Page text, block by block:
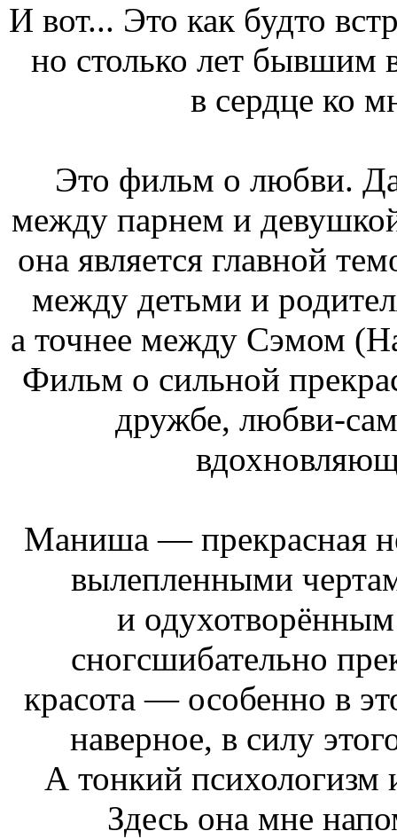
И вот... Это как будто
но столько лет бывшим
в сердце ко
Это фильм о любви.
между парнем и
она является главной
между детьми и
а точнее между Сэмом
Фильм о сильной
дружбе, любви-
Маниша — прекрасная
вылепленными
и
сногсшибательно
красота — особенно в
наверное, в силу
А тонкий психологизм
Здесь она мне